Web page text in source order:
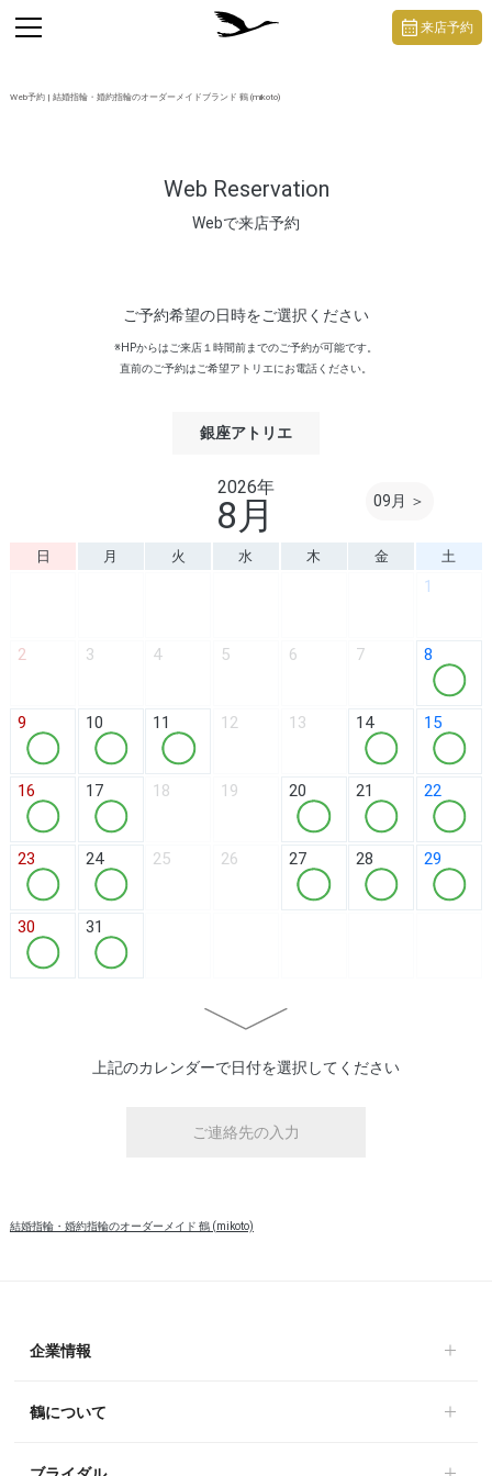
Web予約 | 結婚指輪・婚約指輪のオーダーメイドブランド 鶴 (mikoto)
Web Reservation
Webで来店予約
toggle
navigation
来店予約
ご予約希望の日時をご選択ください
※HPからはご来店１時間前までのご予約が可能です。
直前のご予約はご希望アトリエにお電話ください。
銀座アトリエ
2026年
8月 09月 ＞
日 月 火 水 木 金 土
1
2 3 4 5 6 7 8
9 10 11 12 13 14 15
16 17 18 19 20 21 22
23 24 25 26 27 28 29
30 31
上記のカレンダーで日付を選択してください
ご連絡先の入力
結婚指輪・婚約指輪のオーダーメイド 鶴 (mikoto)
企業情報
鶴について